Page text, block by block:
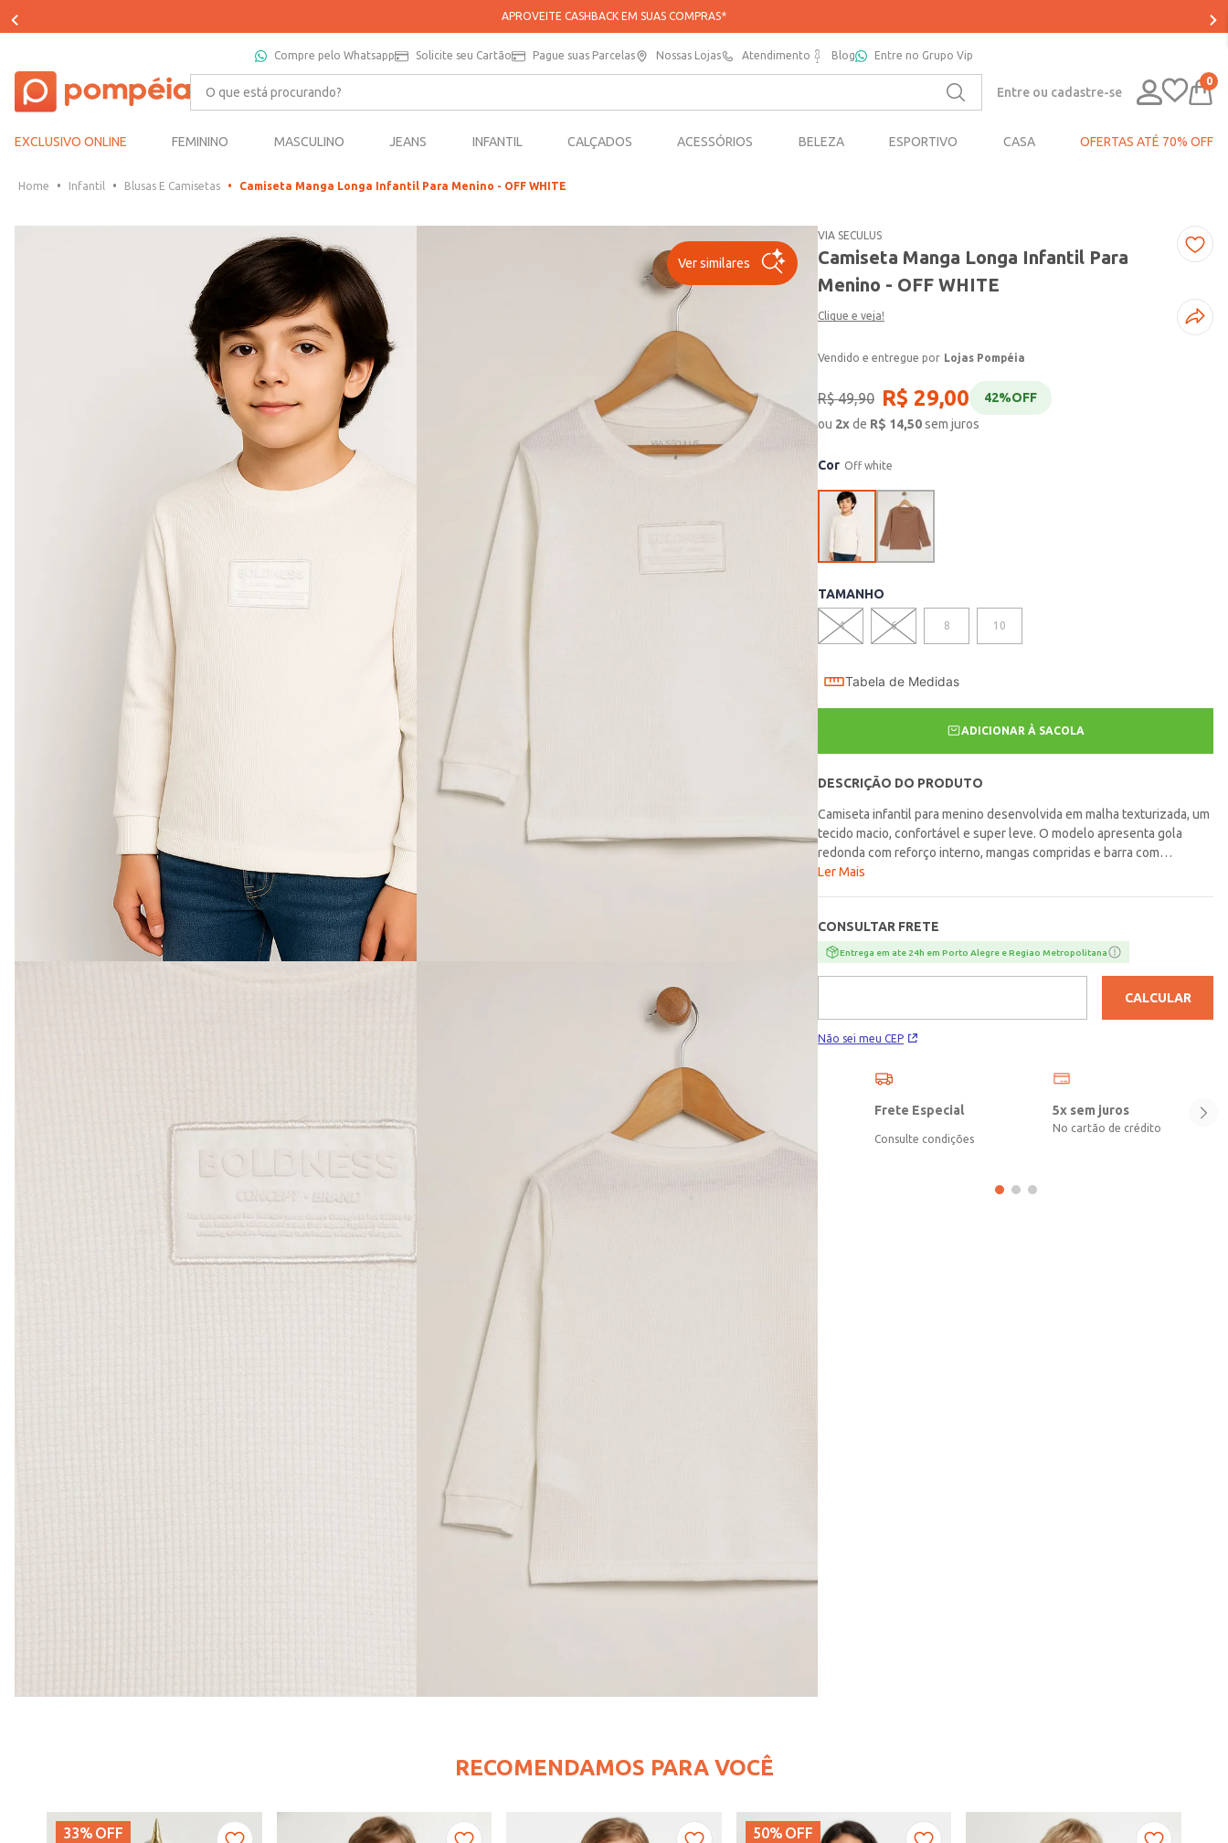
APROVEITE CASHBACK EM SUAS COMPRAS*
Compre pelo Whatsapp Solicite seu Cartão Pague suas Parcelas Nossas Lojas Atendimento Blog Entre no Grupo Vip
O que está procurando?
Entre ou cadastre-se
0
EXCLUSIVO ONLINE FEMININO MASCULINO JEANS INFANTIL CALÇADOS ACESSÓRIOS BELEZA ESPORTIVO CASA OFERTAS ATÉ 70% OFF
Infantil Blusas E Camisetas Camiseta Manga Longa Infantil Para Menino - OFF WHITE
Ver similares
VIA SECULUS
Camiseta Manga Longa Infantil Para
Menino - OFF WHITE
Clique e veja!
Lojas Pompéia
R$ 49,90 R$ 29,00 42%OFF
ou 2xde R$ 14,50sem juros
Cor Off white
TAMANHO
4 6 8 10
Tabela de Medidas
ADICIONAR À SACOLA
DESCRIÇÃO DO PRODUTO
Camiseta infantil para menino desenvolvida em malha texturizada, um
tecido macio, confortável e super leve. O modelo apresenta gola
redonda com reforço interno, mangas compridas e barra com
acabamento simples. O seu diferencial fica por conta do detalhe
todas as ocasiões!\n\n Tecido: Malha Texturizada\nComposição: 50%
algodão, 50% poliéster
Ler Mais
CONSULTAR FRETE
Entrega em ate 24h em Porto Alegre e Regiao Metropolitana
Não sei meu CEP
CALCULAR
Frete Especial
Consulte condições
5x sem juros
No cartão de crédito
RECOMENDAMOS PARA VOCÊ
33% OFF 50% OFF